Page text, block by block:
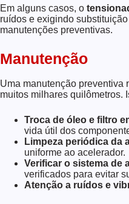
Em alguns casos, o
ruídos e exigindo
manutenções preventivas.
Manutenção
Uma manutenção preventiva
muitos milhares quilômetros.
Troca de óleo e filtro
vida útil dos
Limpeza periódica da
uniforme ao acelerador.
Verificar o sistema de
verificados para evitar
Atenção a ruídos e